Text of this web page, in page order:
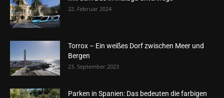
22. Februar 2024
Torrox – Ein weißes Dorf zwischen Meer und
Bergen
23. September 2023
Parken in Spanien: Das bedeuten die farbigen